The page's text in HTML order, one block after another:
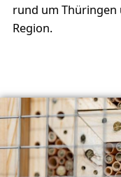
rund um Thüringen
Region.